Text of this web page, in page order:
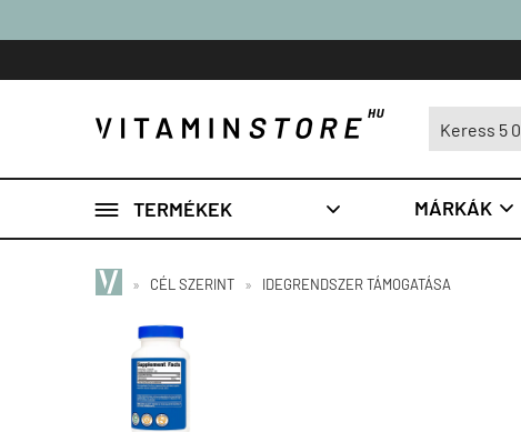
 TERMÉKEK  MÁRKÁK 
» CÉL SZERINT » IDEGRENDSZER TÁMOGATÁSA